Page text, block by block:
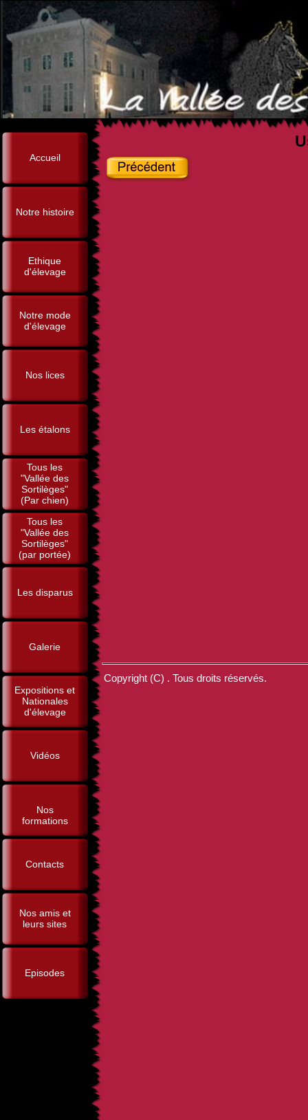
Accueil
Notre histoire
Ethique
d'élevage
Notre mode
d'élevage
Nos lices
Les étalons
Tous les
"Vallée des
Sortilèges"
(Par chien)
Tous les
"Vallée des
Sortilèges"
(par portée)
Les disparus
Galerie
Expositions et
Nationales
d'élevage
Vidéos
Nos
formations
Contacts
Nos amis et
leurs sites
Episodes
Copyright (C) . Tous droits réservés.